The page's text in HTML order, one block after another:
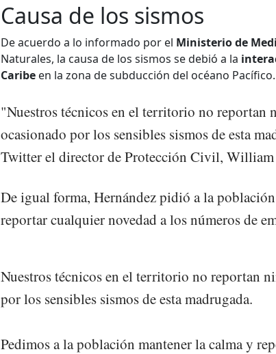
Causa de los sismos
De acuerdo a lo informado por el Ministerio de
Naturales, la causa de los sismos se debió a la
Caribe en la zona de subducción del océano Pacífico.
"Nuestros técnicos en el territorio no reportan
ocasionado por los sensibles sismos de esta
Twitter el director de Protección Civil, William
De igual forma, Hernández pidió a la
reportar cualquier novedad a los números de
Nuestros técnicos en el territorio no reportan
por los sensibles sismos de esta madrugada.
Pedimos a la población mantener la calma y